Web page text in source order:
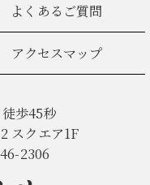
よくあるご質問
アクセスマップ
歩45秒
スクエア1F
2306